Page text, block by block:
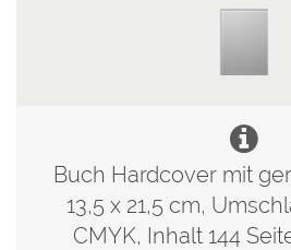
Buch Hardcover mit
13,5 x 21,5 cm,
CMYK, Inhalt 144